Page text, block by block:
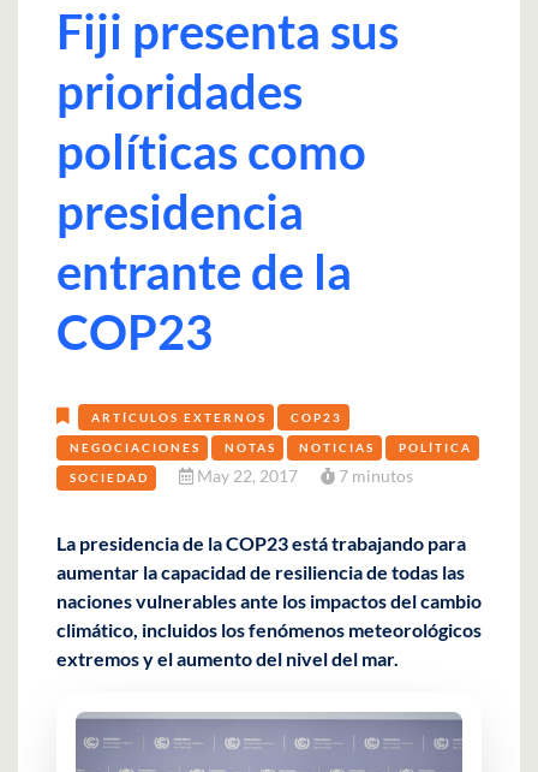
Fiji presenta sus
prioridades
políticas como
presidencia
entrante de la
COP23
ARTÍCULOS EXTERNOS COP23
NEGOCIACIONES NOTAS NOTICIAS POLÍTICA
SOCIEDAD May 22, 2017 7 minutos
La presidencia de la COP23 está trabajando para
aumentar la capacidad de resiliencia de todas las
naciones vulnerables ante los impactos del cambio
climático, incluidos los fenómenos meteorológicos
extremos y el aumento del nivel del mar.